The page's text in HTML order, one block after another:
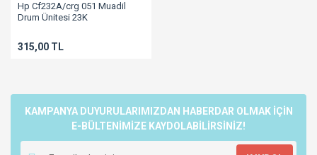
Hp Cf232A/crg 051 Muadil
Drum Ünitesi 23K
315,00 TL
KAMPANYA DUYURULARIMIZDAN HABERDAR OLMAK İÇİN
E-BÜLTENİMİZE KAYDOLABİLİRSİNİZ!